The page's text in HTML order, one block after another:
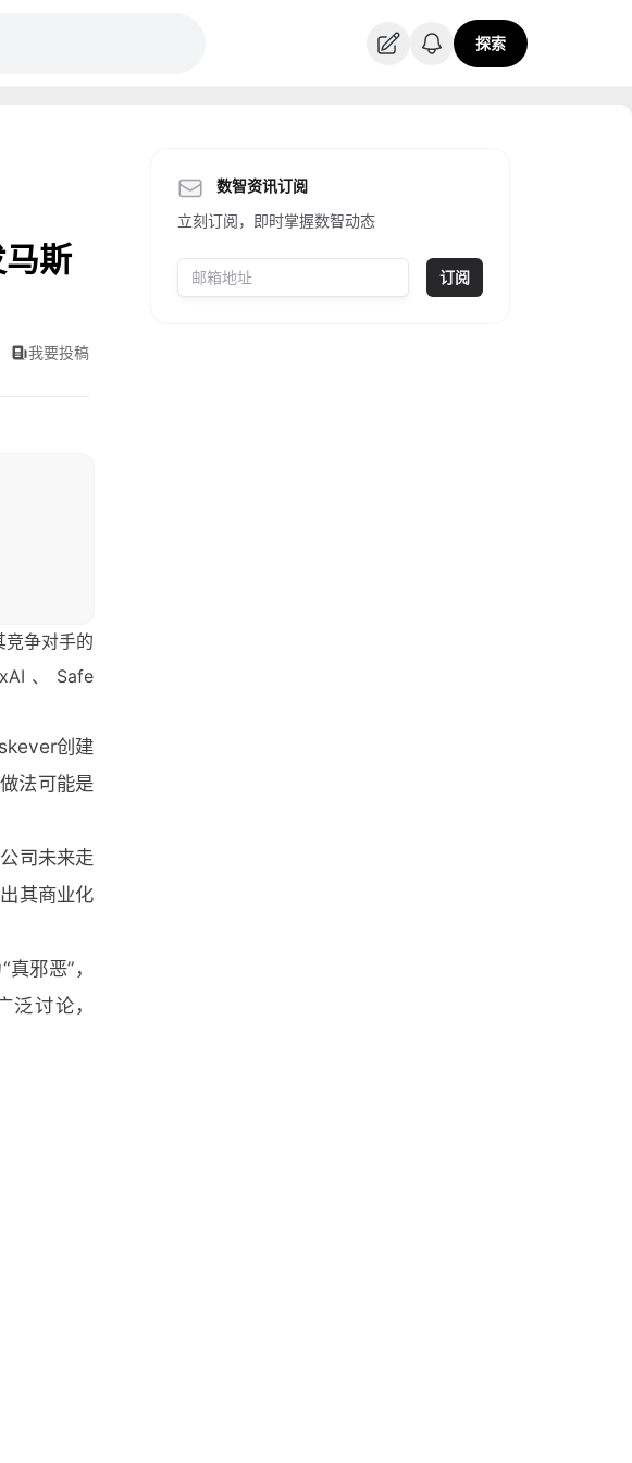
探索
斯
我要投稿
争对手的
、Safe
创建
法可能是
司未来走
其商业化
邪恶”，
讨论，
数智资讯订阅
立刻订阅，即时掌握数智动态
订阅